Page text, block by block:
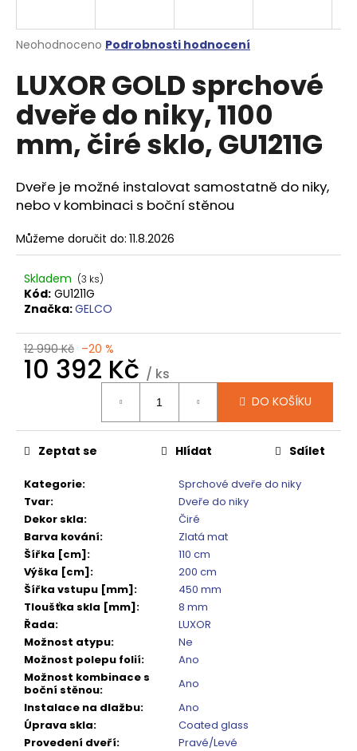
Průměrné
produktu
je
0,0
z
5
hvězdiček.
Neohodnoceno Podrobnosti hodnocení
LUXOR GOLD sprchové
dveře do niky, 1100
mm, čiré sklo, GU1211G
Dveře je možné instalovat samostatně do niky,
nebo v kombinaci s boční stěnou
Můžeme doručit do: 11.8.2026
Skladem (3 ks)
Kód: GU1211G
Značka:GELCO
12 990 Kč –20 %
10 392 Kč / ks
DO KOŠÍKU
Kategorie:
Sprchové dveře do niky
Tvar:
Dveře do niky
Dekor skla:
Čiré
Barva kování:
Zlatá mat
Šířka [cm]:
110 cm
Výška [cm]:
200 cm
Šířka vstupu [mm]:
450 mm
Tloušťka skla [mm]:
8 mm
Řada:
LUXOR
Možnost atypu:
Ne
Možnost polepu folií:
Ano
Možnost kombinace s
boční stěnou:
Ano
Instalace na dlažbu:
Ano
Úprava skla:
Coated glass
Provedení dveří:
Pravé/Levé
Zeptat se Hlídat Sdílet
j
t
?
HLEDAT
D
o
p
o
u
č
m
e
SIGMA
SIMPLY
BLACK
ČTVRTKRUHOVÝ
SPRCHOVÝ
KOUT
900X900,
ČIRÉ
SKLO,
GS5590B
10
920
Kč
Původně:
13
650
Kč